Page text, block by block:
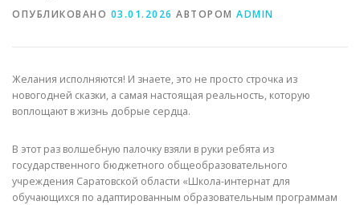
ОПУБЛИКОВАНО 03.01.2026 АВТОРОМ ADMIN
Желания исполняются! И знаете, это не просто строчка из
новогодней сказки, а самая настоящая реальность, которую
воплощают в жизнь добрые сердца.
В этот раз волшебную палочку взяли в руки ребята из
государственного бюджетного общеобразовательного
учреждения Саратовской области «Школа-интернат для
обучающихся по адаптированным образовательным программам